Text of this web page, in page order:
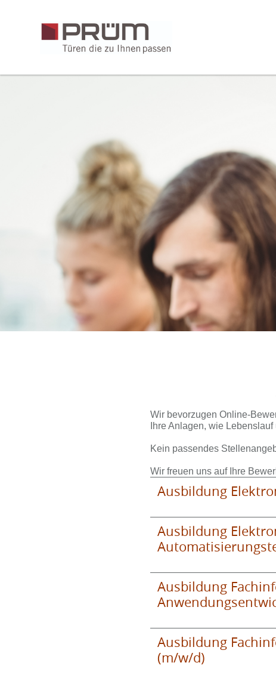
Wir bevorzugen Online-
Ihre Anlagen, wie
Kein passendes
Wir freuen uns auf Ihre
Ausbildung
Ausbildung
Ausbildung
Ausbildung
(m/w/d)